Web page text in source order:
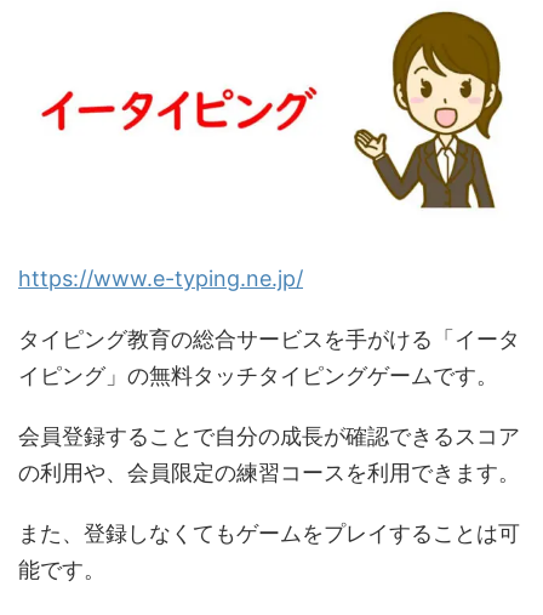
https://www.e-typing.ne.jp/
タイピング教育の総合サービスを手がける「イータ
イピング」の無料タッチタイピングゲームです。
会員登録することで自分の成長が確認できるスコア
の利用や、会員限定の練習コースを利用できます。
また、登録しなくてもゲームをプレイすることは可
能です。